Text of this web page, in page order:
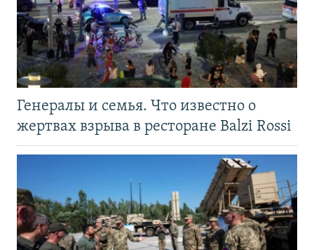
Генералы и семья. Что известно о
жертвах взрыва в ресторане Balzi Rossi